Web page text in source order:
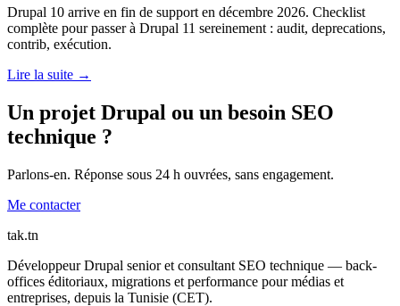
Drupal 10 arrive en fin de support en décembre 2026. Checklist
complète pour passer à Drupal 11 sereinement : audit, deprecations,
contrib, exécution.
Lire la suite →
Un projet Drupal ou un besoin SEO
technique ?
Parlons-en. Réponse sous 24 h ouvrées, sans engagement.
Me contacter
tak.tn
Développeur Drupal senior et consultant SEO technique — back-
offices éditoriaux, migrations et performance pour médias et
entreprises, depuis la Tunisie (CET).